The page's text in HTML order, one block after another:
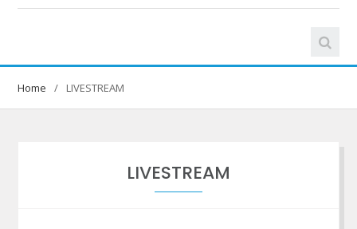
Home LIVESTREAM
LIVESTREAM